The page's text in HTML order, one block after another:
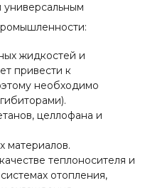
универсальным
жидкостей и
привести к
необходимо
целлофана и
материалов.
теплоносителя и
отопления,